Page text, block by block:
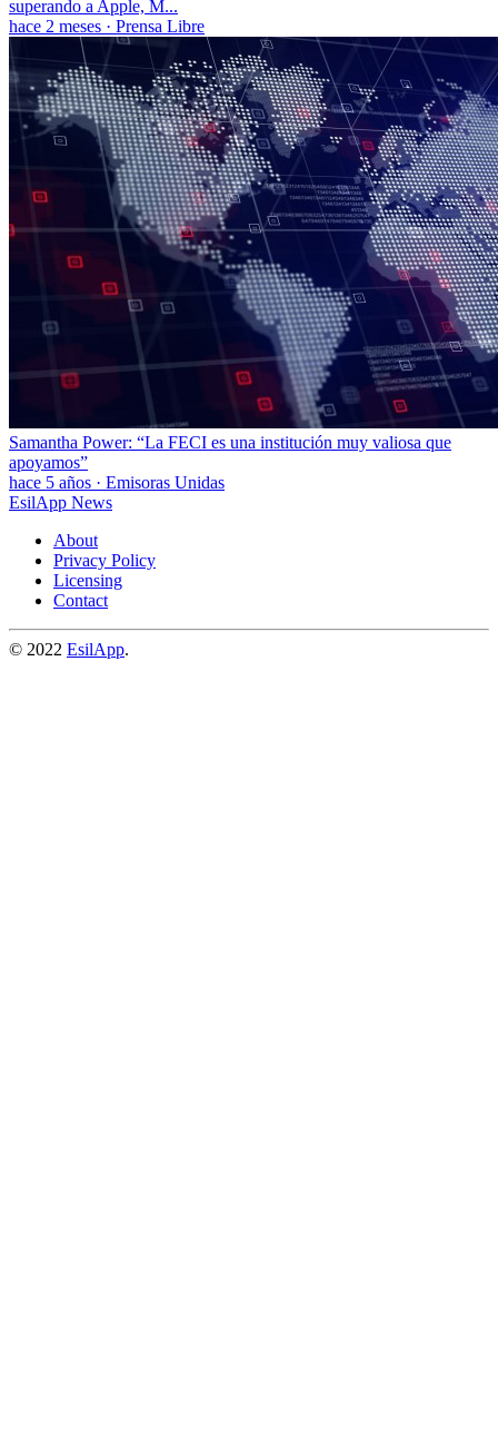
superando a Apple, M...
hace 2 meses · Prensa Libre
Samantha Power: “La FECI es una institución muy valiosa que
apoyamos”
hace 5 años · Emisoras Unidas
EsilApp News
About
Privacy Policy
Licensing
Contact
© 2022 EsilApp.